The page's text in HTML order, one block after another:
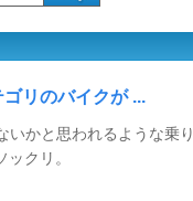
リのバイクが ...
いかと思われるような乗り
クリ。